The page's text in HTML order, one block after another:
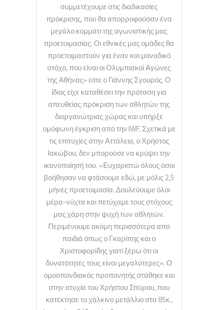
συμμετέχουμε στις διαδικασίες
πρόκρισης, που θα απορροφούσαν ένα
μεγάλο κομμάτι της αγωνιστικής μας
προετοιμασίας. Οι εθνικές μας ομάδες θα
προετοιμαστούν για έναν και μοναδικό
στόχο, που είναι οι Ολυμπιακοί Αγώνες
της Αθήνας» είπε ο Γιάννης Σγουρός. Ο
ίδιος είχε καταθέσει την πρόταση για
απευθείας πρόκριση των αθλητών της
διοργανώτριας χώρας και υπήρξε
ομόφωνη έγκριση από την IWF. Σχετικά με
τις επιτυχίες στην Αττάλεια, ο Χρήστος
Ιακώβου, δεν μπορούσε να κρύψει την
ικανοποίησή του. «Ευχαριστώ όλους όσοι
βοήθησαν να φτάσουμε εδώ, με μόλις 2,5
μήνες προετοιμασία. Δουλεύουμε όλοι
μέρα-νύχτα και πετύχαμε τους στόχους
μας χάρη στην ψυχή των αθλητών.
Περιμένουμε ακόμη περισσότερα από
παιδιά όπως ο Γκαρίπης και ο
Χριστοφορίδης γιατί ξέρω ότι οι
δυνατότητές τους είναι μεγαλύτερες». Ο
ομοσπονδιακός προπονητής στάθηκε και
στην ατυχία του Χρήστου Σπύρου, που
κατέκτησε το χάλκινο μετάλλιο στα 85κ.,